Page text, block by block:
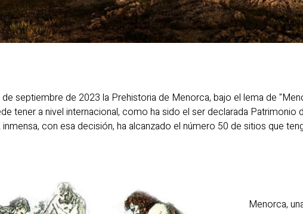
de septiembre de 2023 la Prehistoria de Menorca, bajo el lema de
tener a nivel internacional, como ha sido el ser declarada Patrimonio
inmensa, con esa decisión, ha alcanzado el número 50 de sitios que
Menorca,